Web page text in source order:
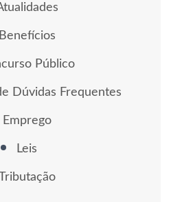
Benefícios
Público
Dúvidas Frequentes
Emprego
Leis